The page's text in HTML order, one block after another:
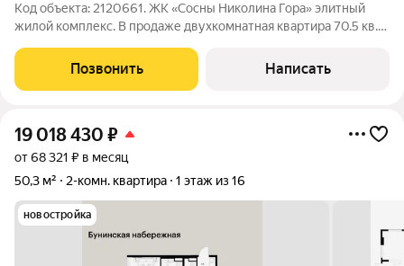
Код объекта: 2120661. ЖК «Сосны Николина Гора» элитный
жилой комплекс. В продаже двухкомнатная квартира 70.5 кв.м.
проведена разводка отопления, электрики. Закрытая
придомовая территория с детской
Позвонить Написать
19 018 430 ₽
от 68 321 ₽ в месяц
50,3 м²
2-комн. квартира 1 этаж из 16
новостройка